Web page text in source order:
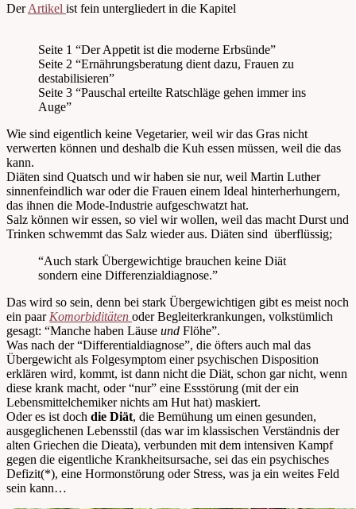
DerArtikel ist fein untergliedert in die Kapitel
Seite 1 “Der Appetit ist die moderne Erbsünde”
Seite 2 “Ernährungsberatung dient dazu, Frauen zu
destabilisieren”
Seite 3 “Pauschal erteilte Ratschläge gehen immer ins
Auge”
Wie sind eigentlich keine Vegetarier, weil wir das Gras nicht
verwerten können und deshalb die Kuh essen müssen, weil die das
kann.
Diäten sind Quatsch und wir haben sie nur, weil Martin Luther
sinnenfeindlich war oder die Frauen einem Ideal hinterherhungern,
das ihnen die Mode-Industrie aufgeschwatzt hat.
Salz können wir essen, so viel wir wollen, weil das macht Durst und
Trinken schwemmt das Salz wieder aus. Diäten sind überflüssig;
“Auch stark Übergewichtige brauchen keine Diät
sondern eine Differenzialdiagnose.”
Das wird so sein, denn bei stark Übergewichtigen gibt es meist noch
ein paar Komorbiditäten oder Begleiterkrankungen, volkstümlich
gesagt: “Manche haben Läuse und Flöhe”.
Was nach der “Differentialdiagnose”, die öfters auch mal das
Übergewicht als Folgesymptom einer psychischen Disposition
erklären wird, kommt, ist dann nicht die Diät, schon gar nicht, wenn
diese krank macht, oder “nur” eine Essstörung (mit der ein
Lebensmittelchemiker nichts am Hut hat) maskiert.
Oder es ist doch die Diät, die Bemühung um einen gesunden,
ausgeglichenen Lebensstil (das war im klassischen Verständnis der
alten Griechen die Dieata), verbunden mit dem intensiven Kampf
gegen die eigentliche Krankheitsursache, sei das ein psychisches
Defizit(*), eine Hormonstörung oder Stress, was ja ein weites Feld
sein kann…